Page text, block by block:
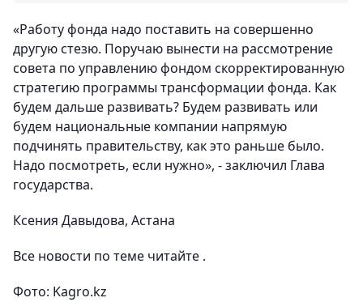
«Работу фонда надо поставить на совершенно
другую стезю. Поручаю вынести на рассмотрение
совета по управлению фондом скорректированную
стратегию программы трансформации фонда. Как
будем дальше развивать? Будем развивать или
будем национальные компании напрямую
подчинять правительству, как это раньше было.
Надо посмотреть, если нужно», - заключил Глава
государства.
Ксения Давыдова, Астана
Все новости по теме читайте .
Фото: Kagro.kz